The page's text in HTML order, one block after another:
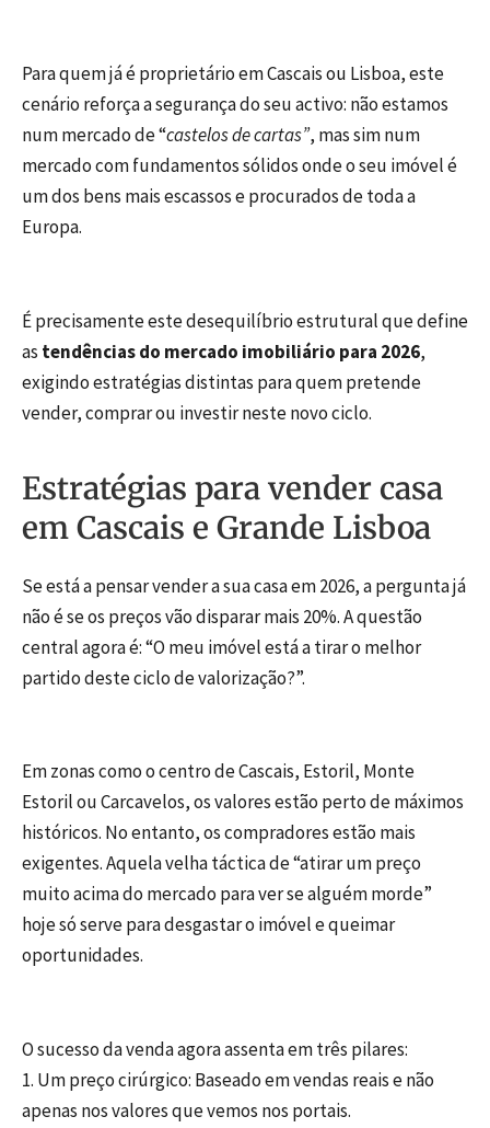
Para quem já é proprietário em Cascais ou Lisboa, este
cenário reforça a segurança do seu activo: não estamos
num mercado de “castelos de cartas”, mas sim num
mercado com fundamentos sólidos onde o seu imóvel é
um dos bens mais escassos e procurados de toda a
Europa.
É precisamente este desequilíbrio estrutural que define
as tendências do mercado imobiliário para 2026,
exigindo estratégias distintas para quem pretende
vender, comprar ou investir neste novo ciclo.
Estratégias para vender casa
em Cascais e Grande Lisboa
Se está a pensar vender a sua casa em 2026, a pergunta já
não é se os preços vão disparar mais 20%. A questão
central agora é: “O meu imóvel está a tirar o melhor
partido deste ciclo de valorização?”.
Em zonas como o centro de Cascais, Estoril, Monte
Estoril ou Carcavelos, os valores estão perto de máximos
históricos. No entanto, os compradores estão mais
exigentes. Aquela velha táctica de “atirar um preço
muito acima do mercado para ver se alguém morde”
hoje só serve para desgastar o imóvel e queimar
oportunidades.
O sucesso da venda agora assenta em três pilares:
1. Um preço cirúrgico: Baseado em vendas reais e não
apenas nos valores que vemos nos portais.